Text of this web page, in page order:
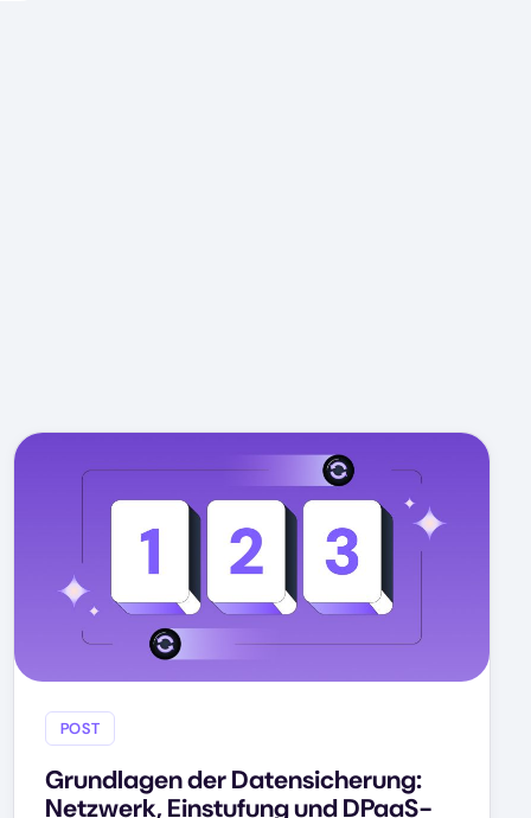
POST
Grundlagen der Datensicherung:
Netzwerk, Einstufung und DPaaS-